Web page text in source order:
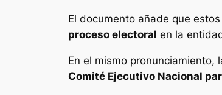
El documento añade que
proceso electoral en la
En el mismo pronunciamiento,
Comité Ejecutivo Nacional